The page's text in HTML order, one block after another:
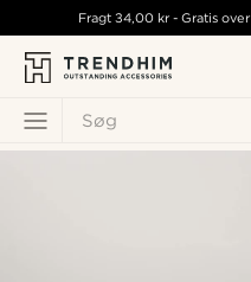
Søg
Fragt34,00 kr - Gratis over